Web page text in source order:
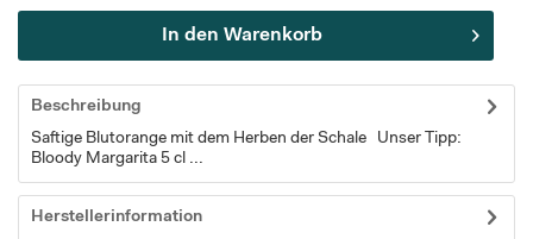
In den Warenkorb
Beschreibung
Saftige Blutorange mit dem Herben der Schale Unser Tipp:
Bloody Margarita 5 cl ...
Herstellerinformation